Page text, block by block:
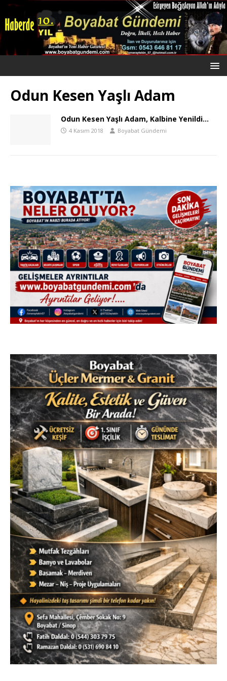
Odun Kesen Yaşlı Adam
Odun Kesen Yaşlı Adam, Kalbine Yenildi…
4 Kasım 2018 Boyabat Gündemi